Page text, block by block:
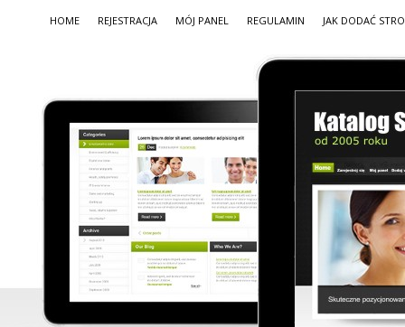
HOME REJESTRACJA MÓJ PANEL REGULAMIN JAK DODAĆ